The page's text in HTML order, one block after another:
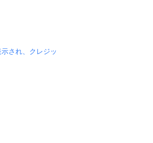
され、クレジッ